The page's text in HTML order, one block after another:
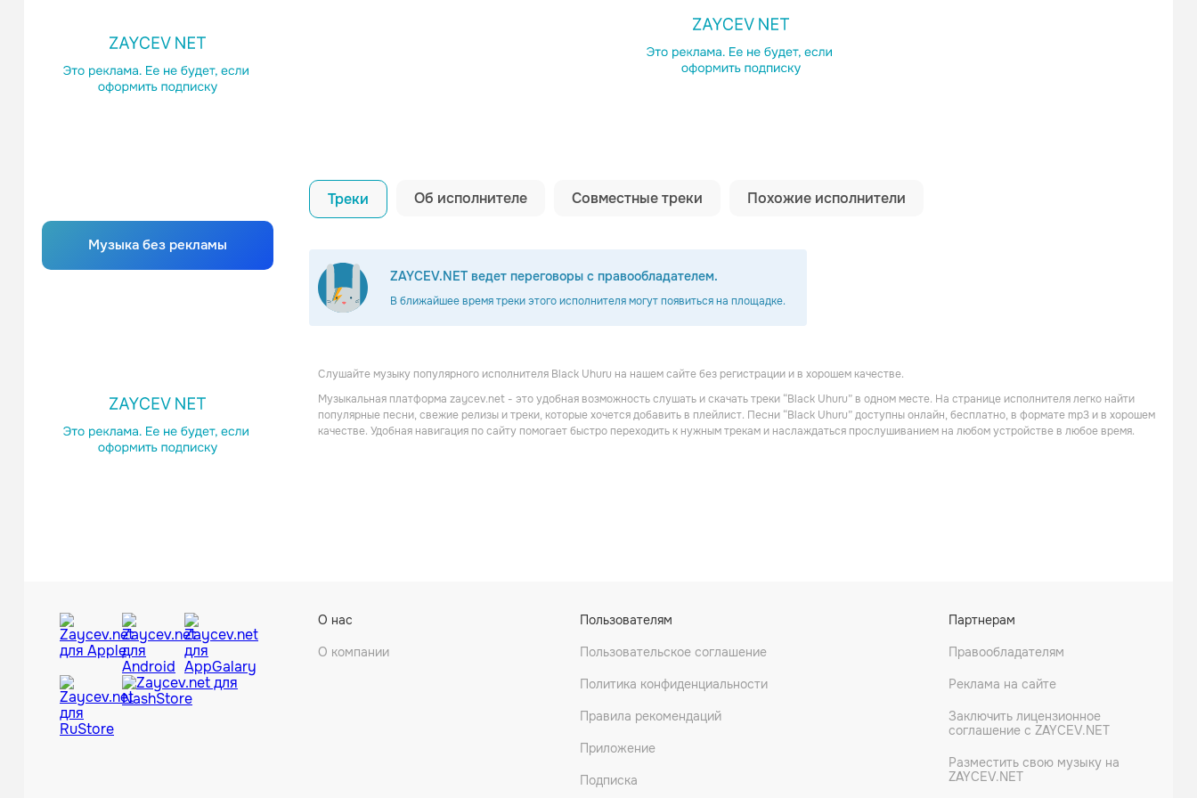
Музыка без рекламы
Копировать ссылку
Треки Об исполнителе Совместные треки Похожие исполнители
ZAYCEV.NET ведет переговоры с правообладателем.
В ближайшее время треки этого исполнителя могут появиться на площадке.
Mighty Diamonds
Регги
Misty In Roots Steel Pulse
Поп
The Abyssinians
Регги Регги
Слушайте музыку популярного исполнителя Black Uhuru на нашем сайте без регистрации и в хорошем качестве.
Музыкальная платформа zaycev.net - это удобная возможность слушать и скачать треки “Black Uhuru” в одном месте. На странице исполнителя легко найти
популярные песни, свежие релизы и треки, которые хочется добавить в плейлист. Песни “Black Uhuru” доступны онлайн, бесплатно, в формате mp3 и в хорошем
качестве. Удобная навигация по сайту помогает быстро переходить к нужным трекам и наслаждаться прослушиванием на любом устройстве в любое время.
О нас
О компании
Пользователям
Пользовательское соглашение
Политика конфиденциальности
Правила рекомендаций
Приложение
Подписка
Партнерам
Правообладателям
Реклама на сайте
Заключить лицензионное
соглашение с ZAYCEV.NET
Разместить свою музыку на
ZAYCEV.NET